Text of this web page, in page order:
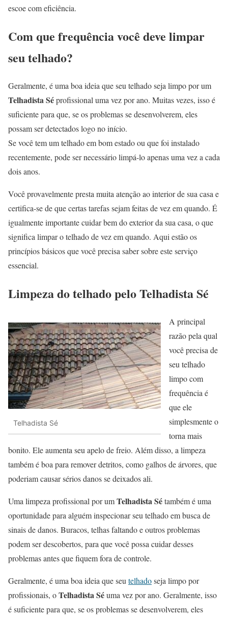
escoe com eficiência.
Com que frequência você deve limpar
seu telhado?
Geralmente, é uma boa ideia que seu telhado seja limpo por um
Telhadista Séprofissional uma vez por ano. Muitas vezes, isso é
suficiente para que, se os problemas se desenvolverem, eles
possam ser detectados logo no início.
Se você tem um telhado em bom estado ou que foi instalado
recentemente, pode ser necessário limpá-lo apenas uma vez a cada
dois anos.
Você provavelmente presta muita atenção ao interior de sua casa e
certifica-se de que certas tarefas sejam feitas de vez em quando. É
igualmente importante cuidar bem do exterior da sua casa, o que
significa limpar o telhado de vez em quando. Aqui estão os
princípios básicos que você precisa saber sobre este serviço
essencial.
Limpeza do telhado pelo Telhadista Sé
Telhadista Sé
A principal
razão pela qual
você precisa de
seu telhado
limpo com
frequência é
que ele
simplesmente o
torna mais
bonito. Ele aumenta seu apelo de freio. Além disso, a limpeza
também é boa para remover detritos, como galhos de árvores, que
poderiam causar sérios danos se deixados ali.
Uma limpeza profissional por umTelhadista Sétambém é uma
oportunidade para alguém inspecionar seu telhado em busca de
sinais de danos. Buracos, telhas faltando e outros problemas
podem ser descobertos, para que você possa cuidar desses
problemas antes que fiquem fora de controle.
Geralmente, é uma boa ideia que seu telhadoseja limpo por
profissionais, oTelhadista Séuma vez por ano. Geralmente, isso
é suficiente para que, se os problemas se desenvolverem, eles